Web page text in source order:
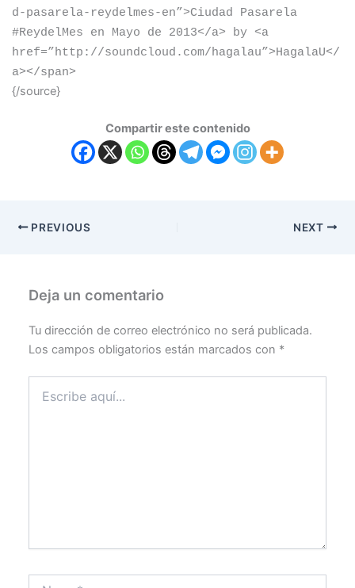
d-pasarela-reydelmes-en”>Ciudad Pasarela
#ReydelMes en Mayo de 2013</a> by <a
href=”http://soundcloud.com/hagalau”>HagalaU</
a></span>
{/source}
Compartir este contenido
PREVIOUS NEXT
Deja un comentario
Tu dirección de correo electrónico no será publicada.
Los campos obligatorios están marcados con *
aquí...